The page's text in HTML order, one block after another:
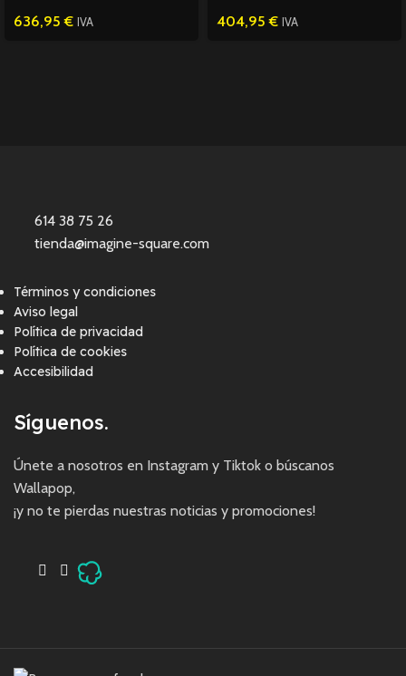
636,95€ IVA
1/6
404,95€ IVA
614 38 75 26
tienda@imagine-square.com
Términos y condiciones
Aviso legal
Política de privacidad
Política de cookies
Accesibilidad
Síguenos.
Únete a nosotros en Instagram y Tiktok o búscanos
Wallapop,
¡y no te pierdas nuestras noticias y promociones!